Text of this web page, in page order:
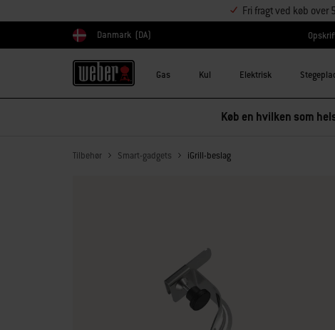
Fri fragt ved køb over
Vælg land
Danmark (DA)
Gas Kul Elektrisk
Køb en hvilken som
Tilbehør Smart-gadgets iGrill-beslag